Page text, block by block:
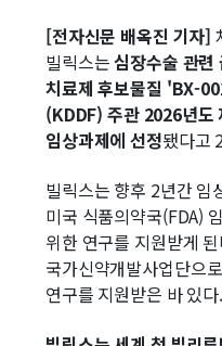
[전자신문 배옥진 기자]
빌릭스는심장수술 관
치료제 후보물질 'BX-
(KDDF) 주관 2026년도
임상과제에 선정됐다고
빌릭스는 향후 2년간 임
미국 식품의약국(FDA)
위한 연구를 지원받게
국가신약개발사업단으
연구를 지원받은 바 있다.